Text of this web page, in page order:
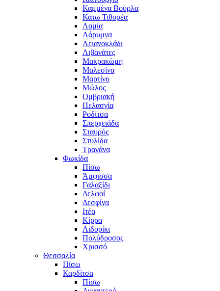
Καμμένα Βούρλα
Κάτω Τιθορέα
Λαμία
Λάρυμνα
Λειανοκλάδι
Λιβανάτες
Μακρακώμη
Μαλεσίνα
Μαρτίνο
Μώλος
Ομβριακή
Πελασγία
Ροδίτσα
Σπερχειάδα
Σταυρός
Στυλίδα
Τραγάνα
Φωκίδα
Πίσω
Άμφισσα
Γαλαξίδι
Δελφοί
Δεσφίνα
Ιτέα
Κίρρα
Λιδορίκι
Πολύδροσος
Χρισσό
Θεσσαλία
Πίσω
Καρδίτσα
Πίσω